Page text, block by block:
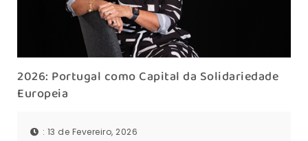
2026: Portugal como Capital da Solidariedade
Europeia
: 13 de Fevereiro, 2026